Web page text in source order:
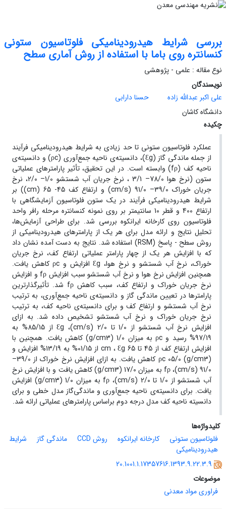
بررسی شرایط هیدرودینامیکی فلوتاسیون ستونی
کنسانتره روی باما با استفاده از روش آماری سطح
نوع مقاله : علمی - پژوهشی
نویسندگان
علی اکبر عبدالله زاده
حسنا دارابی
دانشگاه کاشان
چکیده
عملکرد فلوتاسیون ستونی تا حد زیادی به شرایط هیدرودینامیکی فرآیند
از جمله ماندگی گاز (Ɛg)، دانسیته‌ی ناحیه جمع‌آوری (ρc) و دانسیته‌ی
ناحیه کف (fρ) وابسته است. در این تحقیق، تأثیر پارامترهای عملیاتی
ستون (نرخ هوا 78/0– 3/1 ، نرخ جریان آب شستشو 1/0– 2/0، نرخ
جریان خوراک 39/0– 91/0 (cm/s) و ارتفاع کف 45- 65 (cm)) بر
شرایط هیدرودینامیکی فرآیند در یک ستون فلوتاسیون آزمایشگاهی با
ارتفاع 400 و قطر 10 سانتیمتر بر روی نمونه کنسانتره مرحله رافر واحد
فلوتاسیون روی کارخانه ایرانکوه بررسی شد. برای طراحی آزمایش‌ها،
تحلیل نتایج و ارائه مدل برای هر یک از پارامترهای هیدرودینامیکی از
روش سطح - پاسخ (RSM) استفاده شد. نتایج به دست آمده نشان داد
که با افزایش هر یک از چهار پارامتر عملیاتی ارتفاع کف، نرخ جریان
خوراک، نرخ آب شستشو و نرخ هوا، Ɛg افزایش و ρc کاهش یافت.
همچنین افزایش نرخ هوا و نرخ آب شستشو سبب افزایش fρ و افزایش
نرخ جریان خوراک و ارتفاع کف، سبب کاهش fρ شد. تأثیرگذارترین
پارامترها در تعیین ماندگی گاز و دانسیته‌ی ناحیه جمع‌آوری، به ترتیب
نرخ آب شستشو و ارتفاع کف و برای دانسیته‌ی ناحیه کف، به ترتیب
نرخ جریان خوراک و نرخ آب شستشو تشخیص داده شد. به ازای
افزایش نرخ آب شستشو از 1/0 تا 2/0 (cm/s)، Ɛg از 85/15% به
97/19% رسید و ρc به میزان 1/0 (g/cm3) کاهش یافت. همچنین با
افزایش ارتفاع کف از 45 تا 65 cm ، Ɛg از 01/15% به 13/19% افزایش و
ρc 05/0 (g/cm3) کاهش یافت. به ازای افزایش نرخ خوراک از 39/0–
91/0 (cm/s)، fρ به میزان 17/0 (g/cm3) کاهش یافت و با افزایش نرخ
آب شستشو از 1/0 تا 2/0 (cm/s)، fρ به میزان 1/0 (g/cm3) افزایش
یافت. برای دانسیته‌ی ناحیه جمع‌آوری و ماندگی‌گاز مدل خطی و برای
دانسیته ناحیه کف مدل درجه دوم براساس پارامترهای عملیاتی ارائه شد.
کلیدواژه‌ها
فلوتاسیون ستونی
کارخانه ایرانکوه روش CCD ماندگی گاز
شرایط
هیدرودینامیکی
20.1001.1.17357616.1393.9.22.3.9
موضوعات
فراوری مواد معدنی